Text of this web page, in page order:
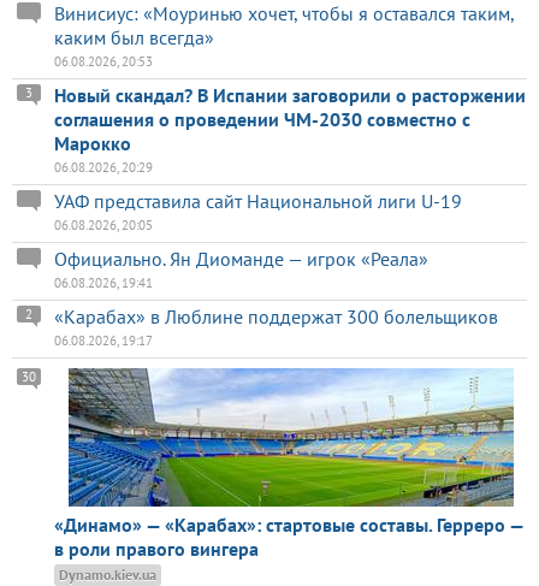
Винисиус: «Моуринью хочет, чтобы я оставался таким,
каким был всегда»
06.08.2026, 20:53
Новый скандал? В Испании заговорили о расторжении
соглашения о проведении ЧМ-2030 совместно с
Марокко
3
06.08.2026, 20:29
УАФ представила сайт Национальной лиги U-19
06.08.2026, 20:05
Официально. Ян Диоманде — игрок «Реала»
06.08.2026, 19:41
«Карабах» в Люблине поддержат 300 болельщиков
2
06.08.2026, 19:17
«Динамо» — «Карабах»: стартовые составы. Герреро —
в роли правого вингера
30
Dynamo.kiev.ua